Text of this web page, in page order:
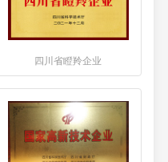
四川省瞪羚企业